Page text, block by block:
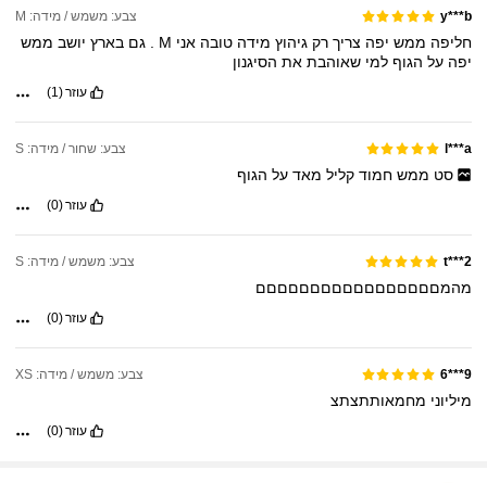
y***b צבע: משמש / מידה: M
חליפה ממש יפה צריךרקגיהוץ מידהטובהאני M
.גםבארץ יושב ממש
יפהעל הגוףלמישאוהבתאת הסיגנון
עוזר(1)
l***a צבע: שחור / מידה: S
סט ממש חמוד קליל מאד על הגוף
עוזר(0)
t***2 צבע: משמש / מידה: S
מהמםםםםםםםםםםםםםםםםם
עוזר(0)
9***6 צבע: משמש / מידה: XS
מיליוני מחמאותתצתצ
עוזר(0)